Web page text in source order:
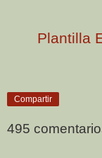
Plantilla
Compartir
495